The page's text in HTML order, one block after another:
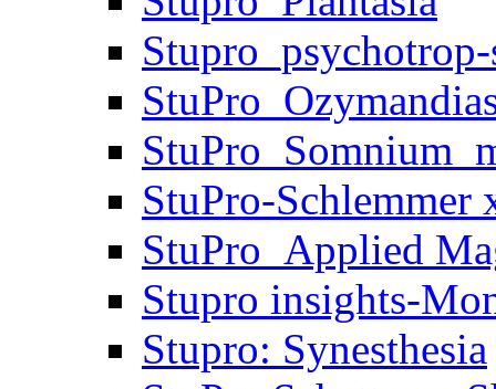
StuPro-Schlemmer
StuPro_Applied
Stupro insights-
Stupro: Synesthesia